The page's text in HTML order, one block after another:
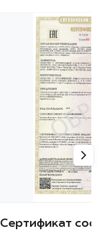
Сертификат